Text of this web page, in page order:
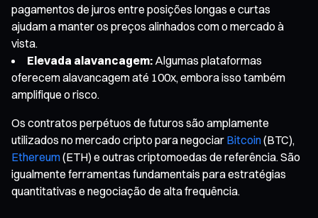
pagamentos de juros entre posições longas e curtas
ajudam a manter os preços alinhados com o mercado à
vista.
Elevada alavancagem: Algumas plataformas
oferecem alavancagem até 100x, embora isso também
amplifique o risco.
Os contratos perpétuos de futuros são amplamente
utilizados no mercado cripto para negociar Bitcoin(BTC),
Ethereum(ETH) e outras criptomoedas de referência. São
igualmente ferramentas fundamentais para estratégias
quantitativas e negociação de alta frequência.